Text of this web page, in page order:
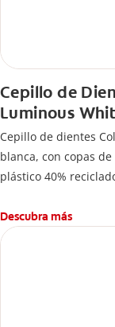
Cepillo de
Luminous
Cepillo de dientes
blanca, con copas
plástico 40%
Descubra más